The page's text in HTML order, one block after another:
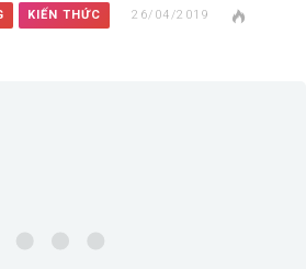
KIẾN THỨC
26/04/2019